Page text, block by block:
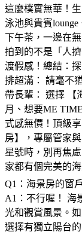
這麼樸實無華！
泳池與貴賓
下午茶，一邊在
拍到的不是「人
渡假感！總結：
排超滿： 請毫不
帶長輩： 選擇 【
月、想要ME
式感無價！頂級
房】，專屬管家
星號時，別再焦
家都有個完美的
Q1：海景房的窗
A1：不行喔！ 海
光和觀賞風景。
選擇有獨立陽台